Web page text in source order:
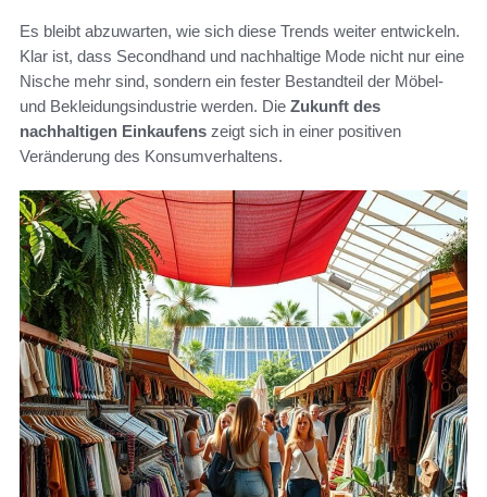
Es bleibt abzuwarten, wie sich diese Trends weiter entwickeln.
Klar ist, dass Secondhand und nachhaltige Mode nicht nur eine
Nische mehr sind, sondern ein fester Bestandteil der Möbel-
und Bekleidungsindustrie werden. Die Zukunft des
nachhaltigen Einkaufens zeigt sich in einer positiven
Veränderung des Konsumverhaltens.